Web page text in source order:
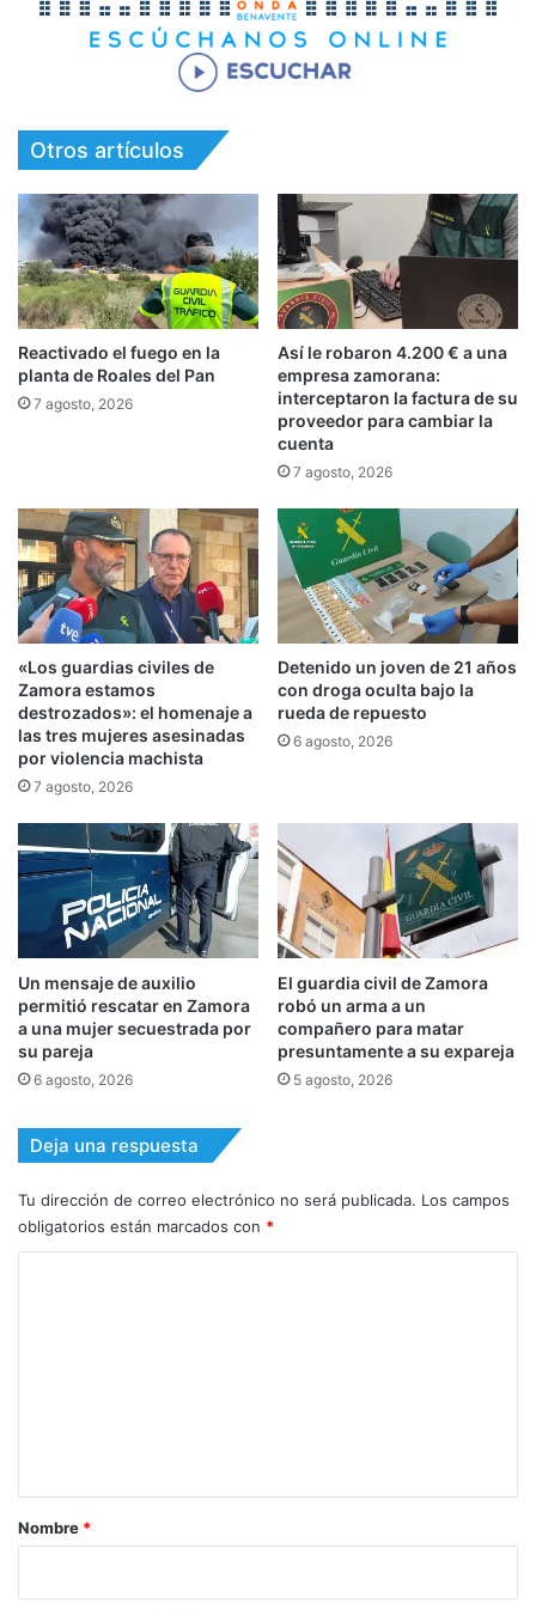
Otros artículos
Reactivado el fuego en la
planta de Roales del Pan
7 agosto, 2026
Así le robaron 4.200 € a una
empresa zamorana:
interceptaron la factura de su
proveedor para cambiar la
cuenta
7 agosto, 2026
«Los guardias civiles de
Zamora estamos
destrozados»: el homenaje a
las tres mujeres asesinadas
por violencia machista
7 agosto, 2026
Detenido un joven de 21 años
con droga oculta bajo la
rueda de repuesto
6 agosto, 2026
Un mensaje de auxilio
permitió rescatar en Zamora
a una mujer secuestrada por
su pareja
6 agosto, 2026
El guardia civil de Zamora
robó un arma a un
compañero para matar
presuntamente a su expareja
5 agosto, 2026
Deja una respuesta
Tu dirección de correo electrónico no será publicada. Los campos
obligatorios están marcados con *
rNombre *